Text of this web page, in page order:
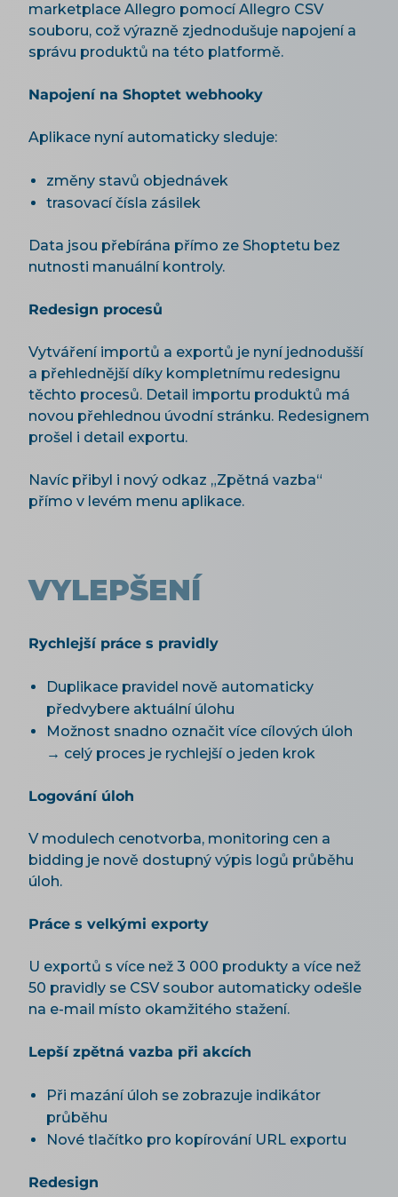
marketplace Allegro pomocí Allegro CSV
souboru, což výrazně zjednodušuje napojení a
správu produktů na této platformě.
Napojení na Shoptet webhooky
Aplikace nyní automaticky sleduje:
změny stavů objednávek
trasovací čísla zásilek
Data jsou přebírána přímo ze Shoptetu bez
nutnosti manuální kontroly.
Redesign procesů
Vytváření importů a exportů je nyní jednodušší
a přehlednější díky kompletnímu redesignu
těchto procesů. Detail importu produktů má
novou přehlednou úvodní stránku. Redesignem
prošel i detail exportu.
Navíc přibyl i nový odkaz „Zpětná vazba“
přímo v levém menu aplikace.
VYLEPŠENÍ
Rychlejší práce s pravidly
Duplikace pravidel nově automaticky
předvybere aktuální úlohu
Možnost snadno označit více cílových úloh
→ celý proces je rychlejší o jeden krok
Logování úloh
V modulech cenotvorba, monitoring cen a
bidding je nově dostupný výpis logů průběhu
úloh.
Práce s velkými exporty
U exportů s více než 3 000 produkty a více než
50 pravidly se CSV soubor automaticky odešle
na e-mail místo okamžitého stažení.
Lepší zpětná vazba při akcích
Při mazání úloh se zobrazuje indikátor
průběhu
Nové tlačítko pro kopírování URL exportu
Redesign